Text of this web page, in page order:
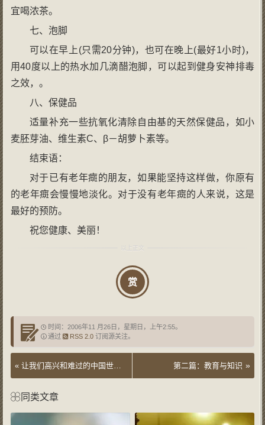
宜喝浓茶。
七、泡脚
可以在早上(只需20分钟)，也可在晚上(最好1小时)，
用40度以上的热水加几滴醋泡脚，可以起到健身安神排毒
之效，。
八、保健品
适量补充一些抗氧化清除自由基的天然保健品，如小
麦胚芽油、维生素C、β－胡萝卜素等。
结束语：
对于已有老年癍的朋友，如果能坚持这样做，你原有
的老年癍会慢慢地淡化。对于没有老年癍的人来说，这是
最好的预防。
祝您健康、美丽！
赏
时间：2006年11 月26日，星期日，上午2:55。
通过
RSS 2.0订阅源关注。
« 让我们高兴和难过的中国世界第一 第二篇：教育与知识 »
同类文章